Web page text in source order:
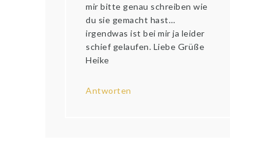
mir bitte genau schreiben wie
du sie gemacht hast…
irgendwas ist bei mir ja leider
schief gelaufen. Liebe Grüße
Heike
Antworten